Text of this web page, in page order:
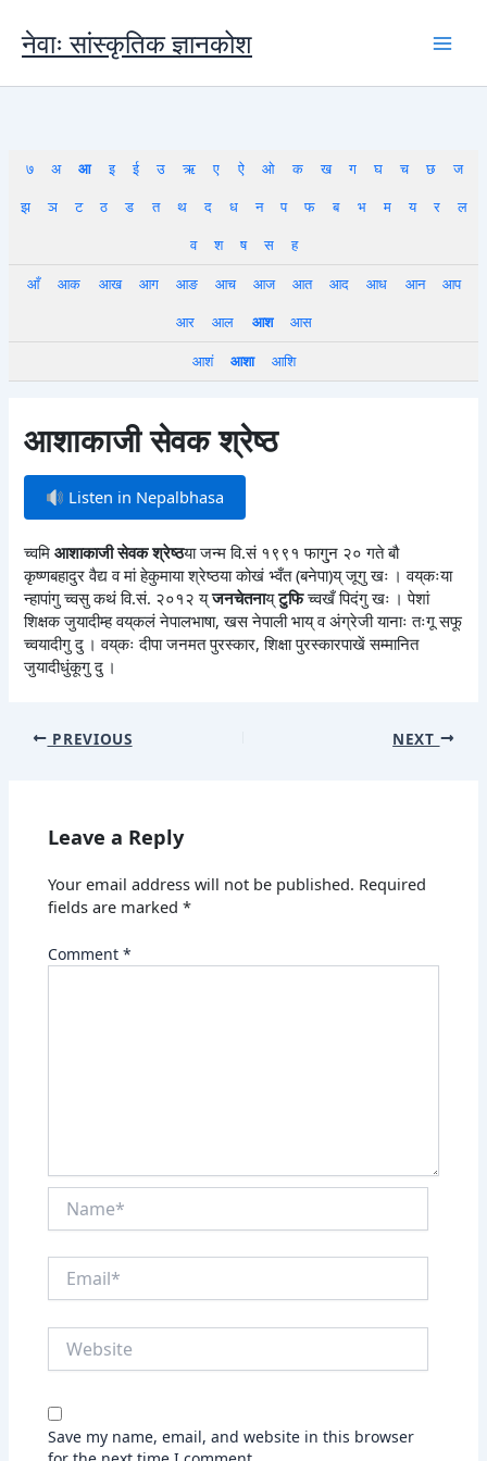
content
नेवाः सांस्कृतिक ज्ञानकोश
७ अ आ इ ई उ ऋ ए ऐ ओ क ख ग घ च छ
ज
झ
ञ ट ठ ड त थ द ध न प फ ब भ म य र
ल
व
श ष स
ह
आँ
आक आख आग आङ आच आज आत आद आध आन
आप
आर
आल आश
आस
आशं
आशा आशि
आशाकाजी सेवक श्रेष्ठ
Listen in Nepalbhasa
च्वमिआशाकाजी सेवक श्रेष्ठया जन्म वि.सं १९९१ फागु्न २० गते बौ
कृष्णबहादुर वैद्य व मां हेकुमाया श्रेष्ठया कोखं भ्वँत (बनेपा)य् जूगु खः । वय्‌कःया
न्हापांगु च्वसु कथं वि.सं. २०१२ य्जनचेतनाय्टुफिच्वखँ पिदंगु खः । पेशां
शिक्षक जुयादीम्ह वय्‌कलं नेपालभाषा, खस नेपाली भाय् व अंग्रेजी यानाः तःगू सफू
च्वयादीगु दु । वय्‌कः दीपा जनमत पुरस्कार, शिक्षा पुरस्कारपाखें सम्मानित
जुयादीधुंकूगु दु ।
PREVIOUS NEXT
Leave a Reply
Your email address will not be published. Required
fields are marked*
Comment*
Save my name, email, and website in this browser